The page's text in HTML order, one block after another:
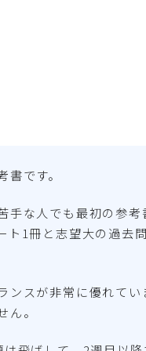
です。
手な人でも最初の参
ト1冊と志望大の過去
ンスが非常に優れて
。